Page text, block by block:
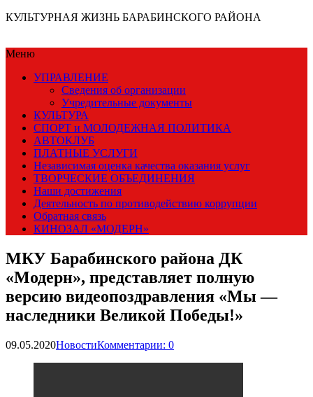
КУЛЬТУРНАЯ ЖИЗНЬ БАРАБИНСКОГО РАЙОНА
Меню
УПРАВЛЕНИЕ
Сведения об организации
Учредительные документы
КУЛЬТУРА
СПОРТ и МОЛОДЕЖНАЯ ПОЛИТИКА
АВТОКЛУБ
ПЛАТНЫЕ УСЛУГИ
Независимая оценка качества оказания услуг
ТВОРЧЕСКИЕ ОБЪЕДИНЕНИЯ
Наши достижения
Деятельность по противодействию коррупции
Обратная связь
КИНОЗАЛ «МОДЕРН»
МКУ Барабинского района ДК
«Модерн», представляет полную
версию видеопоздравления «Мы —
наследники Великой Победы!»
09.05.2020НовостиКомментарии: 0